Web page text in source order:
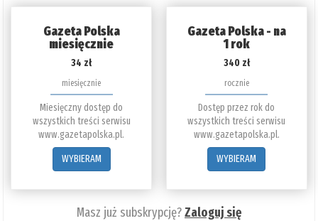
Gazeta Polska
miesięcznie
34 zł
miesięcznie
Miesięczny dostęp do
wszystkich treści serwisu
www.gazetapolska.pl.
WYBIERAM
Gazeta Polska - na
1 rok
340 zł
rocznie
Dostęp przez rok do
wszystkich treści serwisu
www.gazetapolska.pl.
WYBIERAM
Masz już subskrypcję?Zaloguj się